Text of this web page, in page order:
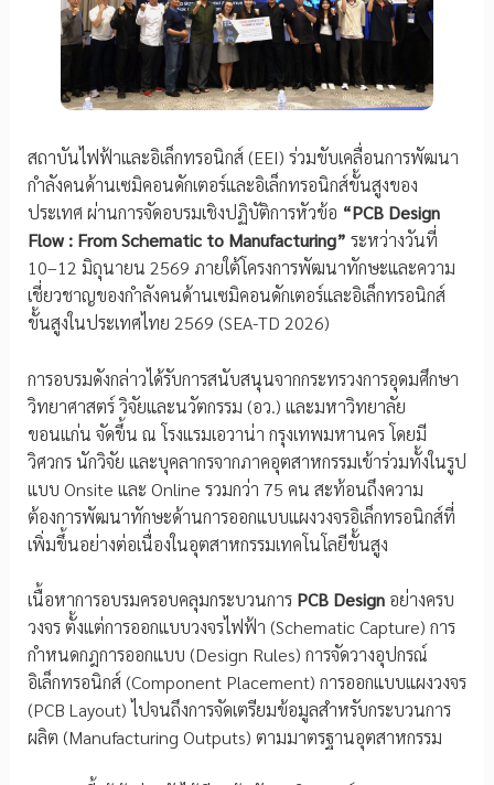
สถาบันไฟฟ้าและอิเล็กทรอนิกส์ (EEI) ร่วมขับเคลื่อนการพัฒนา
กำลังคนด้านเซมิคอนดักเตอร์และอิเล็กทรอนิกส์ขั้นสูงของ
ประเทศ ผ่านการจัดอบรมเชิงปฏิบัติการหัวข้อ “PCB Design
Flow : From Schematic to Manufacturing” ระหว่างวันที่
10–12 มิถุนายน 2569 ภายใต้โครงการพัฒนาทักษะและความ
เชี่ยวชาญของกำลังคนด้านเซมิคอนดักเตอร์และอิเล็กทรอนิกส์
ขั้นสูงในประเทศไทย 2569 (SEA-TD 2026)
การอบรมดังกล่าวได้รับการสนับสนุนจากกระทรวงการอุดมศึกษา
วิทยาศาสตร์ วิจัยและนวัตกรรม (อว.) และมหาวิทยาลัย
ขอนแก่น จัดขึ้น ณ โรงแรมเอวาน่า กรุงเทพมหานคร โดยมี
วิศวกร นักวิจัย และบุคลากรจากภาคอุตสาหกรรมเข้าร่วมทั้งในรูป
แบบ Onsite และ Online รวมกว่า 75 คน สะท้อนถึงความ
ต้องการพัฒนาทักษะด้านการออกแบบแผงวงจรอิเล็กทรอนิกส์ที่
เพิ่มขึ้นอย่างต่อเนื่องในอุตสาหกรรมเทคโนโลยีขั้นสูง
เนื้อหาการอบรมครอบคลุมกระบวนการ PCB Designอย่างครบ
วงจร ตั้งแต่การออกแบบวงจรไฟฟ้า (Schematic Capture) การ
กำหนดกฎการออกแบบ (Design Rules) การจัดวางอุปกรณ์
อิเล็กทรอนิกส์ (Component Placement) การออกแบบแผงวงจร
(PCB Layout) ไปจนถึงการจัดเตรียมข้อมูลสำหรับกระบวนการ
ผลิต (Manufacturing Outputs) ตามมาตรฐานอุตสาหกรรม